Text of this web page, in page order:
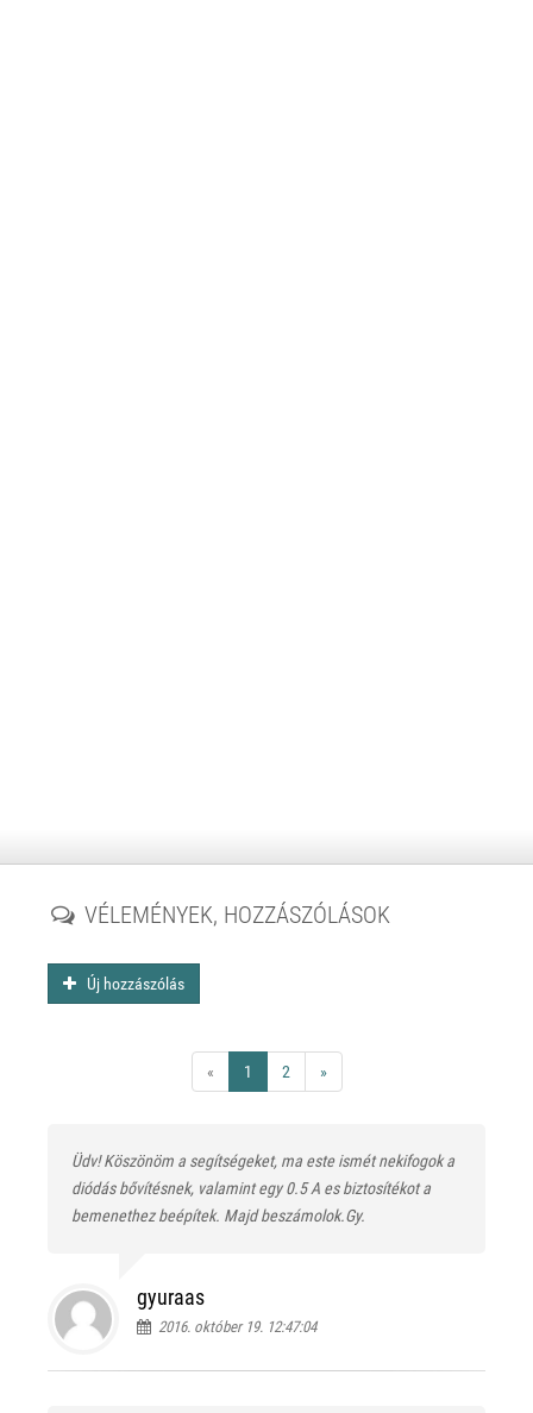
VÉLEMÉNYEK, HOZZÁSZÓLÁSOK
Új hozzászólás
« 1 2 »
Üdv! Köszönöm a segítségeket, ma este ismét nekifogok a
diódás bővítésnek, valamint egy 0.5 A es biztosítékot a
bemenethez beépítek. Majd beszámolok.Gy.
gyuraas
2016. október 19. 12:47:04